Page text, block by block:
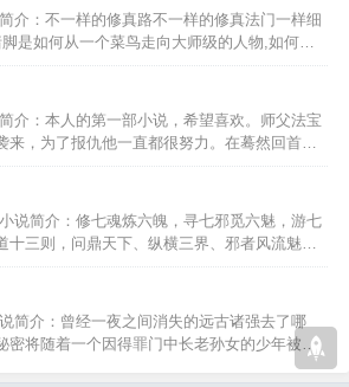
介：不一样的修真路不一样的修真法门一样细
是如何从一个菜鸟走向大师级的人物,如何掌
介：本人的第一部小说，希望喜欢。师父法宝
来，为了报仇他一直都很努力。在蓦然回首后
说简介：修七魂炼六魄，寻七邪觅六魅，游七
十三则，问鼎天下、纵横三界、邪者风流魅花
简介：曾经一夜之间消失的远古诸强去了哪
密将随着一个因得罪门中长老孙女的少年被发